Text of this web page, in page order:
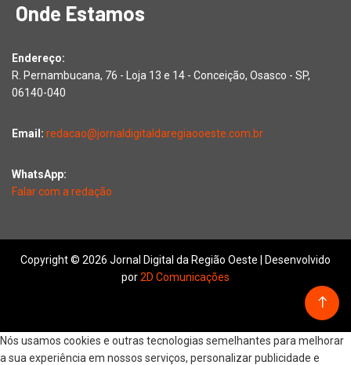
Onde Estamos
Endereço:
R. Pernambucana, 76 - Loja 13 e 14 - Conceição, Osasco - SP,
06140-040
Email: redacao@jornaldigitaldaregiaooeste.com.br
WhatsApp:
Falar com a redação
Copyright © 2026 Jornal Digital da Região Oeste | Desenvolvido
por2D Comunicações
Nós usamos cookies e outras tecnologias semelhantes para melhorar
a sua experiência em nossos serviços, personalizar publicidade e